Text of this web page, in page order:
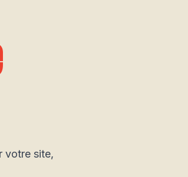
votre site,